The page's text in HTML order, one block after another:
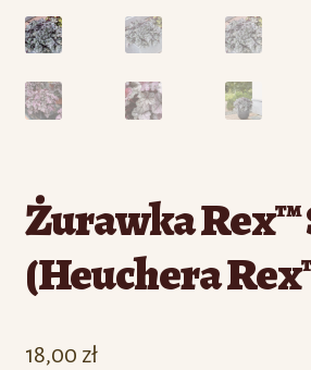
Żurawka
(Heuchera
18,00 zł